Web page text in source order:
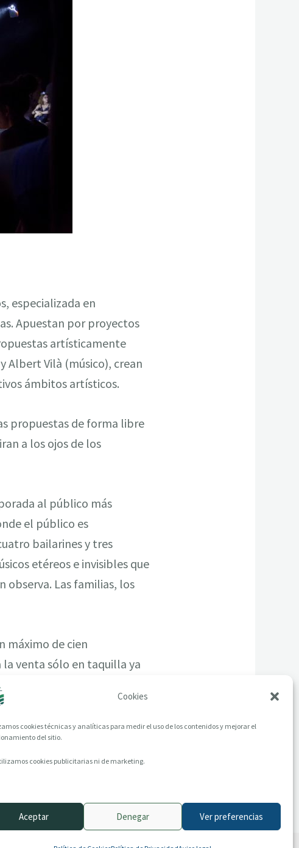
Cookies
cookies técnicas y analíticas para medir el uso de los contenidos y mejorar el
del sitio.
cookies publicitarias ni de marketing.
Aceptar Denegar Ver preferencias
especializada en
Apuestan por proyectos
artísticamente
Albert Vilà (músico), crean
ámbitos artísticos.
propuestas de forma libre
a los ojos de los
al público más
el público es
bailarines y tres
etéreos e invisibles que
observa. Las familias, los
máximo de cien
la venta sólo en taquilla ya